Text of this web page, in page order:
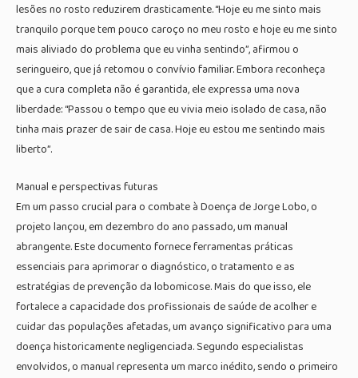
lesões no rosto reduzirem drasticamente. “Hoje eu me sinto mais
tranquilo porque tem pouco caroço no meu rosto e hoje eu me sinto
mais aliviado do problema que eu vinha sentindo”, afirmou o
seringueiro, que já retomou o convívio familiar. Embora reconheça
que a cura completa não é garantida, ele expressa uma nova
liberdade: “Passou o tempo que eu vivia meio isolado de casa, não
tinha mais prazer de sair de casa. Hoje eu estou me sentindo mais
liberto”.
Manual e perspectivas futuras
Em um passo crucial para o combate à Doença de Jorge Lobo, o
projeto lançou, em dezembro do ano passado, um manual
abrangente. Este documento fornece ferramentas práticas
essenciais para aprimorar o diagnóstico, o tratamento e as
estratégias de prevenção da lobomicose. Mais do que isso, ele
fortalece a capacidade dos profissionais de saúde de acolher e
cuidar das populações afetadas, um avanço significativo para uma
doença historicamente negligenciada. Segundo especialistas
envolvidos, o manual representa um marco inédito, sendo o primeiro